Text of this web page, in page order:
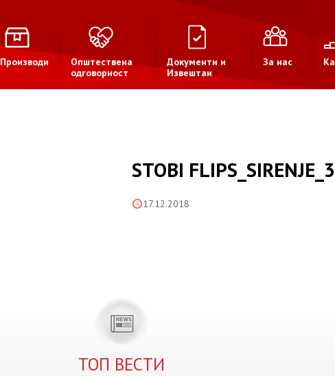
Производи
Општествена
одговорност
Документи и
Извештаи
За нас
STOBI
17.12.2018
ТОП ВЕСТИ